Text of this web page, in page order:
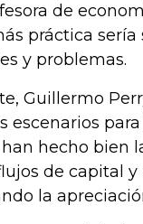
de
práctica
y problemas.
Guillermo
escenarios
hecho bien
de capital
la